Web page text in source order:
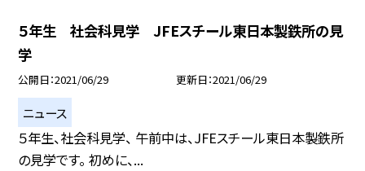
５年生 社会科見学 JFEスチール東日本製鉄所の見
学
公開日 2021/06/29 更新日 2021/06/29
ニュース
５年生、社会科見学、 午前中は、JFEスチール東日本製鉄所
の見学です。 初めに、...